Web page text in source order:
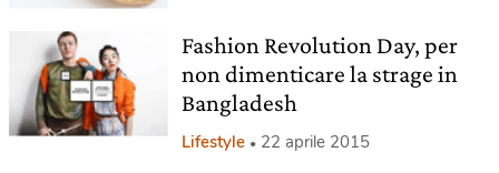
Fashion Revolution Day, per
non dimenticare la strage in
Bangladesh
Lifestyle 22 aprile 2015